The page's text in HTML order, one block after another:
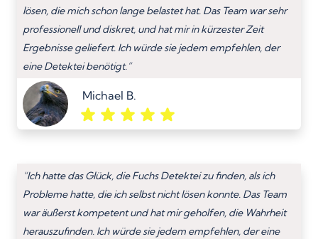
lösen, die mich schon lange belastet hat. Das Team war sehr
professionell und diskret, und hat mir in kürzester Zeit
Ergebnisse geliefert. Ich würde sie jedem empfehlen, der
eine Detektei benötigt.”
Michael B.
“Ich hatte das Glück, die Fuchs Detektei zu finden, als ich
Probleme hatte, die ich selbst nicht lösen konnte. Das Team
war äußerst kompetent und hat mir geholfen, die Wahrheit
herauszufinden. Ich würde sie jedem empfehlen, der eine